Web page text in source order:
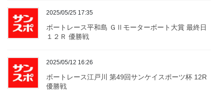
2025/05/25 17:35
ボートレース平和島 ＧⅡモーターボート大賞 最終日
１２Ｒ 優勝戦
2025/05/12 16:26
ボートレース江戸川 第49回サンケイスポーツ杯 12R
優勝戦